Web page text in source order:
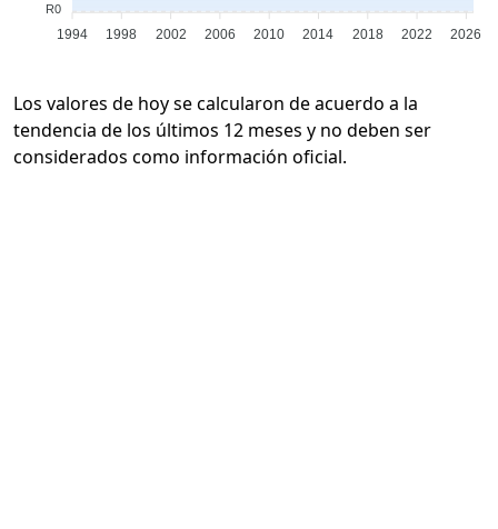
R0
1994 1998 2002 2006 2010 2014 2018 2022 2026
Los valores de hoy se calcularon de acuerdo a la
tendencia de los últimos 12 meses y no deben ser
considerados como información oficial.